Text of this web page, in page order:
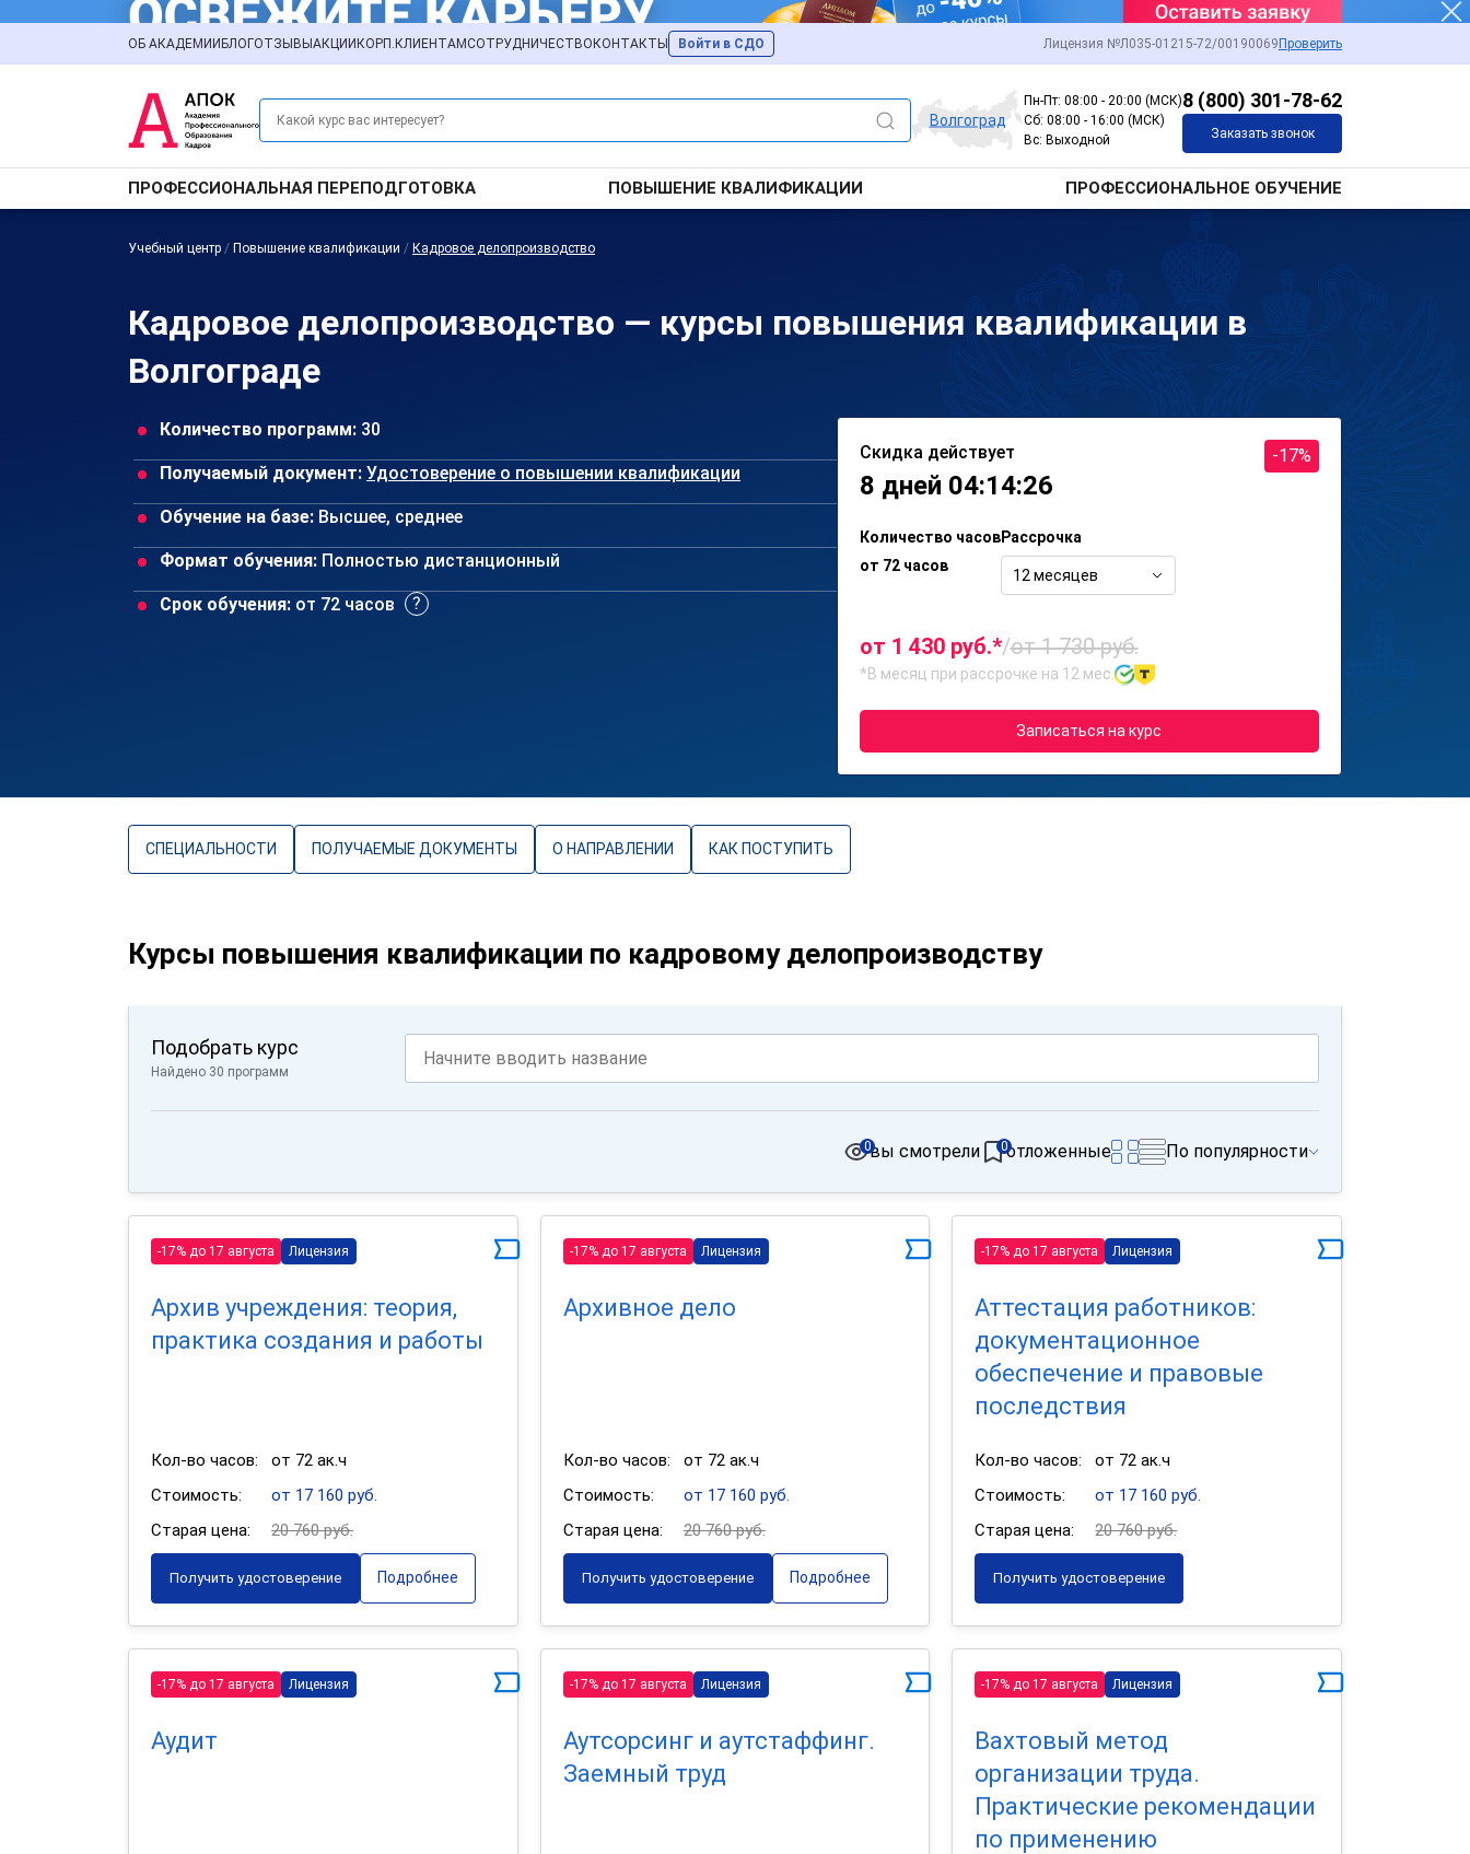
ОБ АКАДЕМИИ БЛОГОТЗЫВЫ АКЦИИ КОРП.КЛИЕНТАМСОТРУДНИЧЕСТВО КОНТАКТЫ Войти в СДО Лицензия №Л035-01215-72/00190069 Проверить
Волгоград
Пн-Пт: 08:00 - 20:00 (МСК)
Сб: 08:00 - 16:00 (МСК)
Вс: Выходной
8 (800) 301-78-62
Заказать звонок
ПРОФЕССИОНАЛЬНАЯ ПЕРЕПОДГОТОВКА ПОВЫШЕНИЕ КВАЛИФИКАЦИИ ПРОФЕССИОНАЛЬНОЕ ОБУЧЕНИЕ
Учебный центр / Повышение квалификации / Кадровое делопроизводство
Кадровое делопроизводство — курсы повышения квалификации в
Волгограде
Количество программ: 30
Получаемый документ: Удостоверение о повышении квалификации
Обучение на базе: Высшее, среднее
Формат обучения: Полностью дистанционный
Срок обучения: от 72 часов
Скидка действует
8 дней 04:14:26
-17%
Количество часов
от 72 часов
Рассрочка
12 месяцев
от 1 430 руб.*/от 1 730 руб.
*В месяц при рассрочке на 12 мес.
Записаться на курс
СПЕЦИАЛЬНОСТИ ПОЛУЧАЕМЫЕ ДОКУМЕНТЫ О НАПРАВЛЕНИИ КАК ПОСТУПИТЬ
Курсы повышения квалификации по кадровому делопроизводству
Подобрать курс
Найдено 30 программ
вы смотрели
0 отложенные
0 По популярности
-17% до 17 августа Лицензия
Архив учреждения: теория,
практика создания и работы
Кол-во часов:
от 72 ак.ч
Стоимость:
от 17 160 руб.
Старая цена:
20 760 руб.
Получить удостоверение Подробнее
-17% до 17 августа Лицензия
Архивное дело
Кол-во часов:
от 72 ак.ч
Стоимость:
от 17 160 руб.
Старая цена:
20 760 руб.
Получить удостоверение Подробнее
-17% до 17 августа Лицензия
Аттестация работников:
документационное
обеспечение и правовые
последствия
Кол-во часов:
от 72 ак.ч
Стоимость:
от 17 160 руб.
Старая цена:
20 760 руб.
Получить удостоверение
-17% до 17 августа Лицензия
Аудит
-17% до 17 августа Лицензия
Аутсорсинг и аутстаффинг.
Заемный труд
-17% до 17 августа Лицензия
Вахтовый метод
организации труда.
Практические рекомендации
по применению